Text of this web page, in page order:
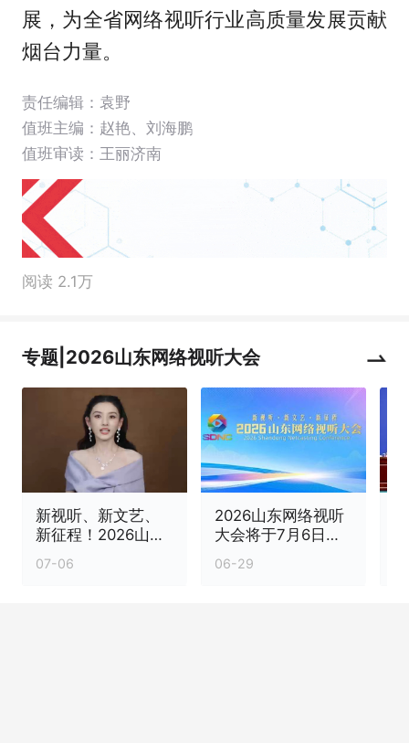
展，为全省网络视听行业高质量发展贡献
烟台力量。
责任编辑：袁野
值班主编： 赵艳、 刘海鹏
值班审读：王丽济南
阅读 2.1万
专题|2026山东网络视听大会
新视听、新文艺、
新征程！2026山东
网络视听大会今日
在烟台盛大启幕
07-06
2026山东网络视听
大会将于7月6日至8
日在烟台举办
06-29